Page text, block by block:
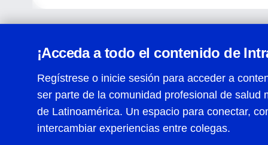
¡Acceda a todo el contenido de
Regístrese o inicie sesión para acceder a
ser parte de la comunidad profesional de salud
de Latinoamérica. Un espacio para conectar,
intercambiar experiencias entre colegas.
Centro de Ayuda
Términos y condiciones| Políticas de privacidad